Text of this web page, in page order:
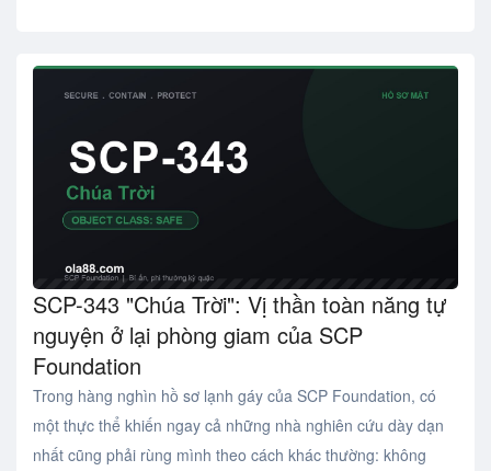
SCP-343 "Chúa Trời": Vị thần toàn năng tự
nguyện ở lại phòng giam của SCP
Foundation
Trong hàng nghìn hồ sơ lạnh gáy của SCP Foundation, có
một thực thể khiến ngay cả những nhà nghiên cứu dày dạn
nhất cũng phải rùng mình theo cách khác thường: không